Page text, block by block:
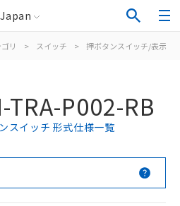
Japan
リ > スイッチ > 押ボタンスイッチ/表示灯
TRA-P002-RB
スイッチ 形式仕様一覧